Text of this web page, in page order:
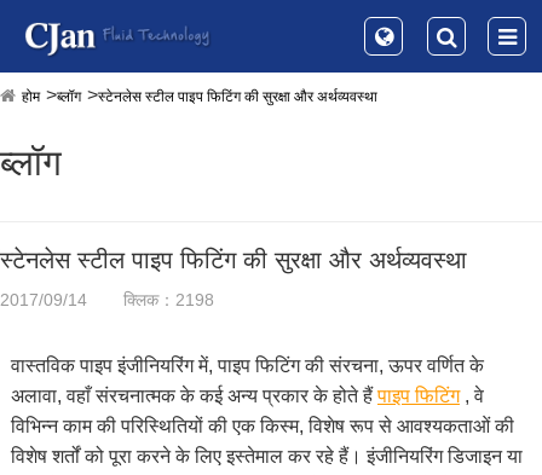
होम ब्लॉग स्टेनलेस स्टील पाइप फिटिंग की सुरक्षा और अर्थव्यवस्था
ब्लॉग
स्टेनलेस स्टील पाइप फिटिंग की सुरक्षा और अर्थव्यवस्था
2017/09/14 क्लिक：2198
वास्तविक पाइप इंजीनियरिंग में, पाइप फिटिंग की संरचना, ऊपर वर्णित के
अलावा, वहाँ संरचनात्मक के कई अन्य प्रकार के होते हैंपाइप फिटिंग, वे
विभिन्न काम की परिस्थितियों की एक किस्म, विशेष रूप से आवश्यकताओं की
विशेष शर्तों को पूरा करने के लिए इस्तेमाल कर रहे हैं। इंजीनियरिंग डिजाइन या